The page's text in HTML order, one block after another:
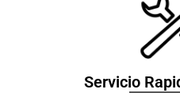
Servicio